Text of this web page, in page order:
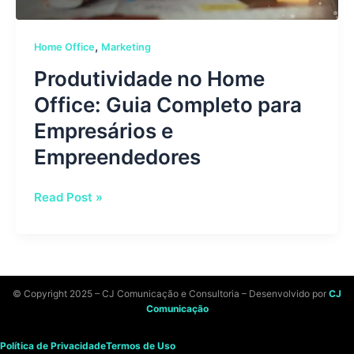
Home Office, Marketing
Produtividade no Home
Office: Guia Completo para
Empresários e
Empreendedores
Read Post »
© Copyright 2025 – CJ Comunicação e Consultoria – Desenvolvido por CJ
Comunicação
Política de PrivacidadeTermos de Uso